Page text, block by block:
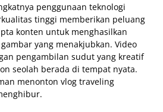
penggunaan teknologi
tinggi memberikan peluang
konten untuk menghasilkan
yang menakjubkan. Video
pengambilan sudut yang kreatif
seolah berada di tempat nyata.
menonton vlog traveling